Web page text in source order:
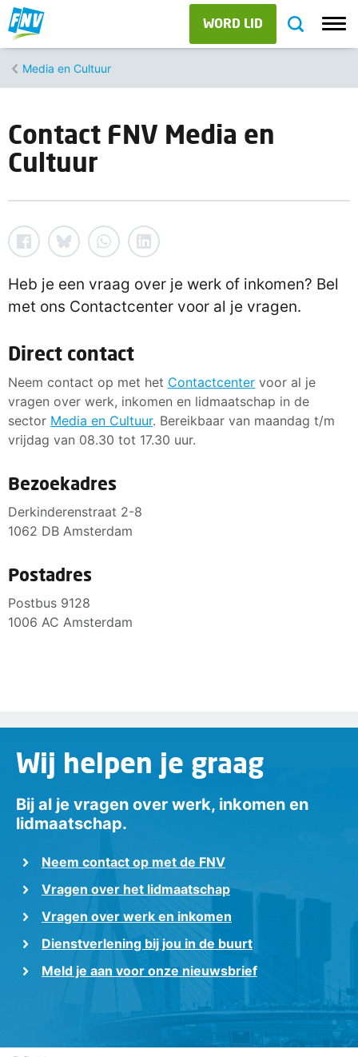
WORD LID
Media en Cultuur
Contact FNV Media en
Cultuur
Heb je een vraag over je werk of inkomen? Bel
met ons Contactcenter voor al je vragen.
Direct contact
Neem contact op met het Contactcenter voor al je
vragen over werk, inkomen en lidmaatschap in de
sector Media en Cultuur. Bereikbaar van maandag t/m
vrijdag van 08.30 tot 17.30 uur.
Bezoekadres
Derkinderenstraat 2-8
1062 DB Amsterdam
Postadres
Postbus 9128
1006 AC Amsterdam
Wij helpen je graag
Bij al je vragen over werk, inkomen en
lidmaatschap.
Neem contact op met de FNV
Vragen over het lidmaatschap
Vragen over werk en inkomen
Dienstverlening bij jou in de buurt
Meld je aan voor onze nieuwsbrief